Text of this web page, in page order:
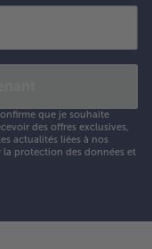
que je souhaite
des offres exclusives,
actualités liées à nos
protection des données et